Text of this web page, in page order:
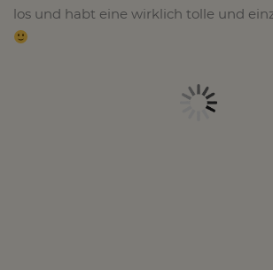
los und habt eine wirklich tolle und